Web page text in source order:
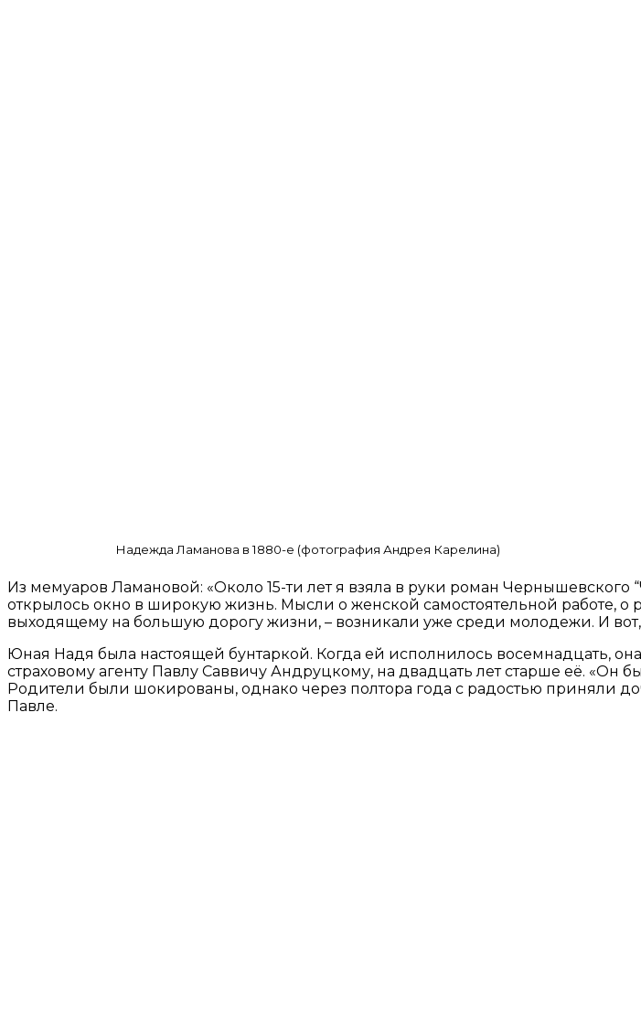
Надежда Ламанова в 1880-е (фотография Андрея Карелина)
Из мемуаров Ламановой: «Около 15-ти лет я взяла в руки роман
открылось окно в широкую жизнь. Мысли о женской самостоятельной работе, о
выходящему на большую дорогу жизни, – возникали уже среди молодежи. И вот,
Юная Надя была настоящей бунтаркой. Когда ей исполнилось восемнадцать,
страховому агенту Павлу Саввичу Андруцкому, на двадцать лет старше её.
Родители были шокированы, однако через полтора года с радостью приняли
Павле.